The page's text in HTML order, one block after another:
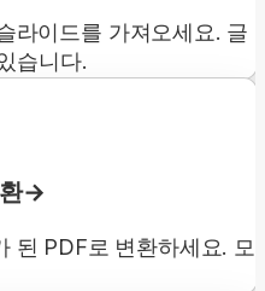
라이드를 가져오세요. 글
습니다.
된 PDF로 변환하세요. 모